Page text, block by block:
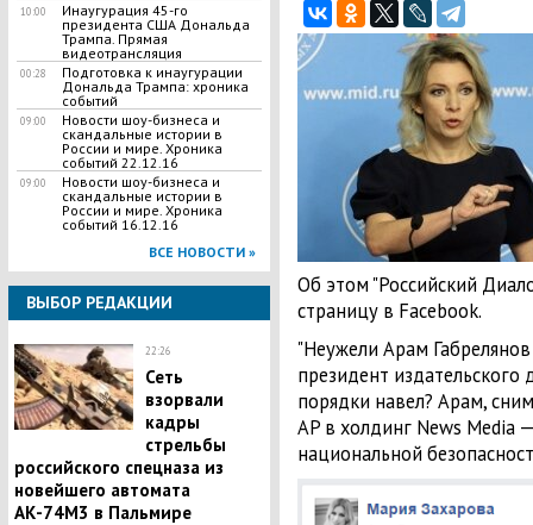
10:00
Инаугурация 45-го
президента США Дональда
Трампа. Прямая
видеотрансляция
00:28
Подготовка к инаугурации
Дональда Трампа: хроника
событий
09:00
Новости шоу-бизнеса и
скандальные истории в
России и мире. Хроника
событий 22.12.16
09:00
Новости шоу-бизнеса и
скандальные истории в
России и мире. Хроника
событий 16.12.16
ВСЕ НОВОСТИ »
ВЫБОР РЕДАКЦИИ
22:26
Сеть
взорвали
кадры
стрельбы
российского спецназа из
новейшего автомата
АК-74М3 в Пальмире
Об этом "Российский
страницу в Facebook.
"Неужели Арам
президент
порядки навел? Арам,
AP в холдинг News Media
национальной